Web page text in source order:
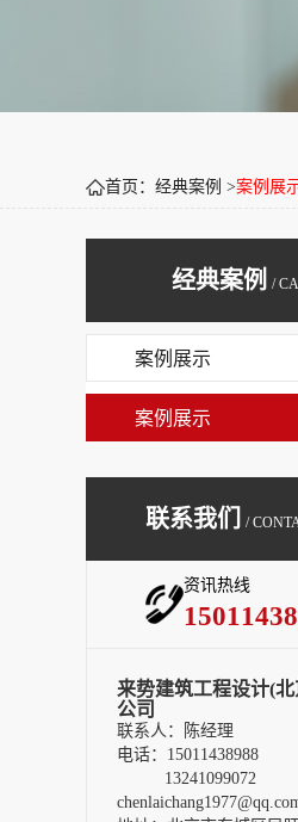
首页：经典案例 >案例展
经典案例 /
案例展示
案例展示
联系我们 /
资讯热线
来势建筑工程设计(
公司
联系人：陈经理
电话：15011438988
13241099072